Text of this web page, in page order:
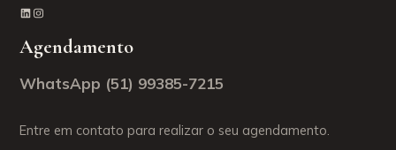
LinkedIn Instagram
Agendamento
WhatsApp (51) 99385-7215
Entre em contato para realizar o seu agendamento.